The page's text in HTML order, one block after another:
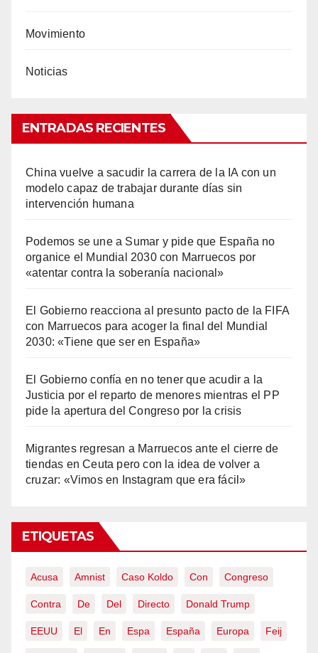
Movimiento
Noticias
ENTRADAS RECIENTES
China vuelve a sacudir la carrera de la IA con un
modelo capaz de trabajar durante días sin
intervención humana
Podemos se une a Sumar y pide que España no
organice el Mundial 2030 con Marruecos por
«atentar contra la soberanía nacional»
El Gobierno reacciona al presunto pacto de la FIFA
con Marruecos para acoger la final del Mundial
2030: «Tiene que ser en España»
El Gobierno confía en no tener que acudir a la
Justicia por el reparto de menores mientras el PP
pide la apertura del Congreso por la crisis
Migrantes regresan a Marruecos ante el cierre de
tiendas en Ceuta pero con la idea de volver a
cruzar: «Vimos en Instagram que era fácil»
ETIQUETAS
Acusa Amnist Caso Koldo Con Congreso
Contra De Del Directo Donald Trump
EEUU El En Espa España Europa Feij